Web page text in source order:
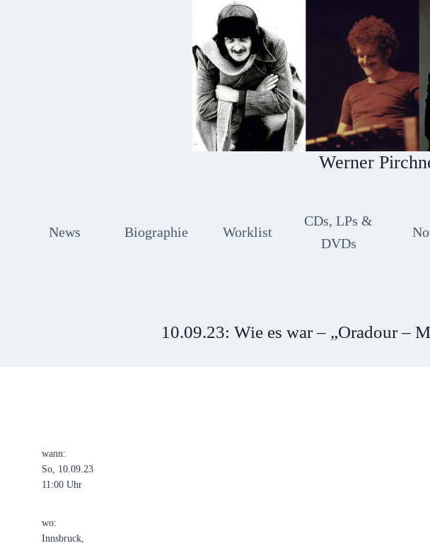
Werner
News Biographie Worklist
CDs, LPs &
DVDs
10.09.23: Wie es war – „Oradour –
wann:
So, 10.09.23
11:00 Uhr
wo:
Innsbruck,